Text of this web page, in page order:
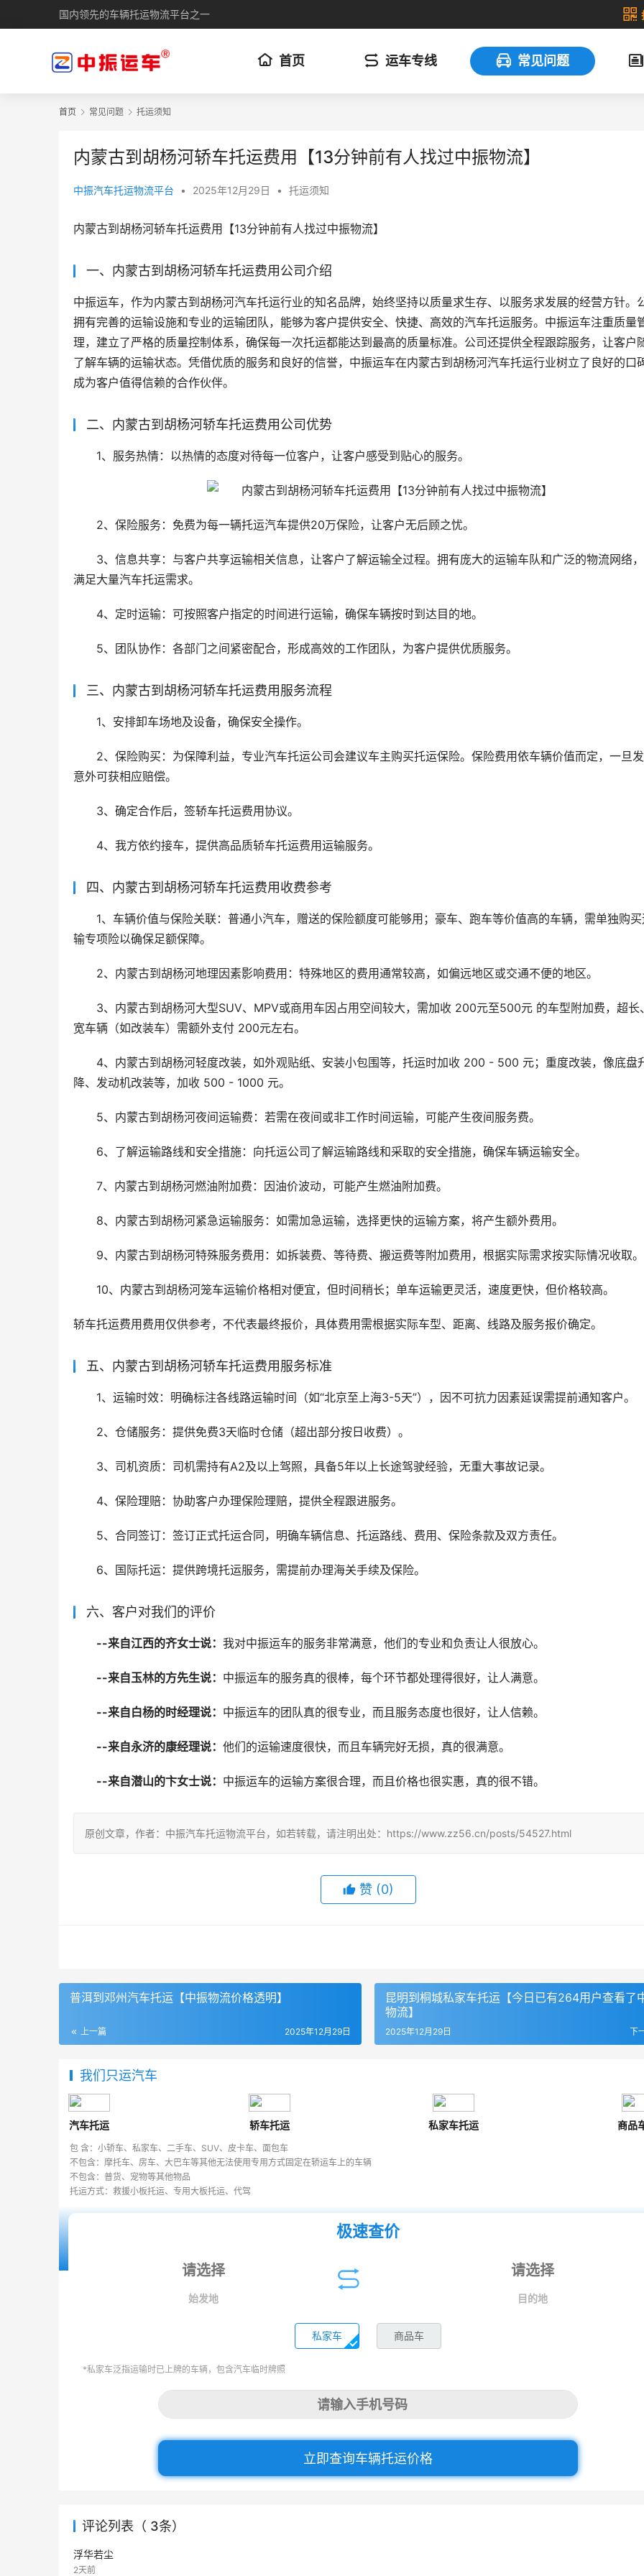
国内领先的车辆托运物流平台之一
首页 运车专线 常见问题
首页 常见问题 托运须知
内蒙古到胡杨河轿车托运费用【13分钟前有人找过中振物流】
中振汽车托运物流平台 • 2025年12月29日 • 托运须知
内蒙古到胡杨河轿车托运费用【13分钟前有人找过中振物流】
一、内蒙古到胡杨河轿车托运费用公司介绍
中振运车，作为内蒙古到胡杨河汽车托运行业的知名品牌，始终坚持以质量求生存、以服务求发展的经营方针。
拥有完善的运输设施和专业的运输团队，能够为客户提供安全、快捷、高效的汽车托运服务。中振运车注重质量
理，建立了严格的质量控制体系，确保每一次托运都能达到最高的质量标准。公司还提供全程跟踪服务，让客户
了解车辆的运输状态。凭借优质的服务和良好的信誉，中振运车在内蒙古到胡杨河汽车托运行业树立了良好的口
成为客户值得信赖的合作伙伴。
二、内蒙古到胡杨河轿车托运费用公司优势
1、服务热情：以热情的态度对待每一位客户，让客户感受到贴心的服务。
2、保险服务：免费为每一辆托运汽车提供20万保险，让客户无后顾之忧。
3、信息共享：与客户共享运输相关信息，让客户了解运输全过程。拥有庞大的运输车队和广泛的物流网络
满足大量汽车托运需求。
4、定时运输：可按照客户指定的时间进行运输，确保车辆按时到达目的地。
5、团队协作：各部门之间紧密配合，形成高效的工作团队，为客户提供优质服务。
三、内蒙古到胡杨河轿车托运费用服务流程
1、安排卸车场地及设备，确保安全操作。
2、保险购买：为保障利益，专业汽车托运公司会建议车主购买托运保险。保险费用依车辆价值而定，一旦
意外可获相应赔偿。
3、确定合作后，签轿车托运费用协议。
4、我方依约接车，提供高品质轿车托运费用运输服务。
四、内蒙古到胡杨河轿车托运费用收费参考
1、车辆价值与保险关联：普通小汽车，赠送的保险额度可能够用；豪车、跑车等价值高的车辆，需单独购
输专项险以确保足额保障。
2、内蒙古到胡杨河地理因素影响费用：特殊地区的费用通常较高，如偏远地区或交通不便的地区。
3、内蒙古到胡杨河大型SUV、MPV或商用车因占用空间较大，需加收 200元至500元 的车型附加费，超长
宽车辆（如改装车）需额外支付 200元左右。
4、内蒙古到胡杨河轻度改装，如外观贴纸、安装小包围等，托运时加收 200 - 500 元；重度改装，像底盘
降、发动机改装等，加收 500 - 1000 元。
5、内蒙古到胡杨河夜间运输费：若需在夜间或非工作时间运输，可能产生夜间服务费。
6、了解运输路线和安全措施：向托运公司了解运输路线和采取的安全措施，确保车辆运输安全。
7、内蒙古到胡杨河燃油附加费：因油价波动，可能产生燃油附加费。
8、内蒙古到胡杨河紧急运输服务：如需加急运输，选择更快的运输方案，将产生额外费用。
9、内蒙古到胡杨河特殊服务费用：如拆装费、等待费、搬运费等附加费用，根据实际需求按实际情况收取。
10、内蒙古到胡杨河笼车运输价格相对便宜，但时间稍长；单车运输更灵活，速度更快，但价格较高。
轿车托运费用费用仅供参考，不代表最终报价，具体费用需根据实际车型、距离、线路及服务报价确定。
五、内蒙古到胡杨河轿车托运费用服务标准
1、运输时效：明确标注各线路运输时间（如“北京至上海3-5天”），因不可抗力因素延误需提前通知客户。
2、仓储服务：提供免费3天临时仓储（超出部分按日收费）。
3、司机资质：司机需持有A2及以上驾照，具备5年以上长途驾驶经验，无重大事故记录。
4、保险理赔：协助客户办理保险理赔，提供全程跟进服务。
5、合同签订：签订正式托运合同，明确车辆信息、托运路线、费用、保险条款及双方责任。
6、国际托运：提供跨境托运服务，需提前办理海关手续及保险。
六、客户对我们的评价
--来自江西的齐女士说： 我对中振运车的服务非常满意，他们的专业和负责让人很放心。
--来自玉林的方先生说： 中振运车的服务真的很棒，每个环节都处理得很好，让人满意。
--来自白杨的时经理说： 中振运车的团队真的很专业，而且服务态度也很好，让人信赖。
--来自永济的康经理说： 他们的运输速度很快，而且车辆完好无损，真的很满意。
--来自潜山的卞女士说： 中振运车的运输方案很合理，而且价格也很实惠，真的很不错。
原创文章，作者：中振汽车托运物流平台，如若转载，请注明出处：https://www.zz56.cn/posts/54527.html
赞 (0)
普洱到邓州汽车托运【中振物流价格透明】
上一篇 2025年12月29日
昆明到桐城私家车托运【今日已有264用户查看了
物流】
下
2025年12月29日
我们只运汽车
汽车托运 轿车托运 私家车托运 商品
包 含：小轿车、私家车、二手车、SUV、皮卡车、面包车
不包含：摩托车、房车、大巴车等其他无法使用专用方式固定在轿运车上的车辆
不包含：普货、宠物等其他物品
托运方式：救援小板托运、专用大板托运、代驾
极速查价
始发地 目的地
私家车 商品车
*私家车泛指运输时已上牌的车辆，包含汽车临时牌照
立即查询车辆托运价格
评论列表（ 3条）
浮华若尘
2天前